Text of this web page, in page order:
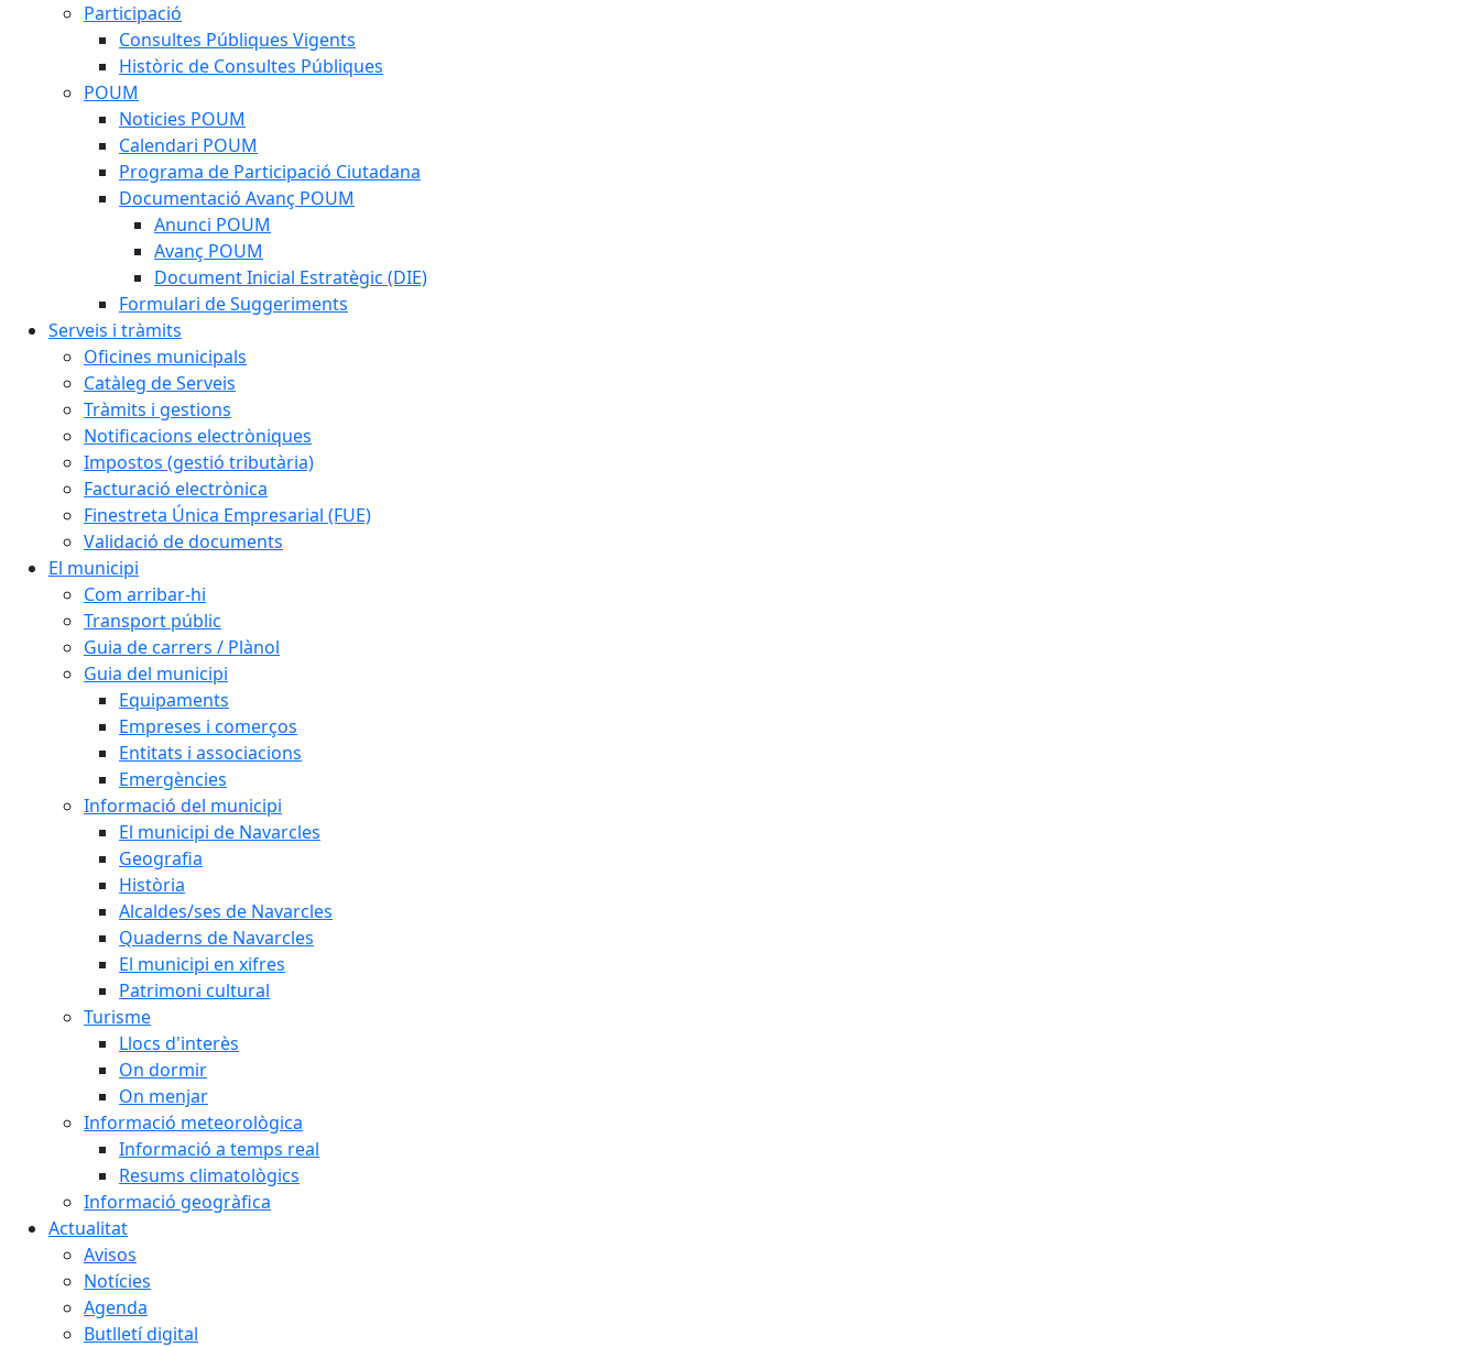
Participació
Consultes Públiques Vigents
Històric de Consultes Públiques
POUM
Noticies POUM
Calendari POUM
Programa de Participació Ciutadana
Documentació Avanç POUM
Anunci POUM
Avanç POUM
Document Inicial Estratègic (DIE)
Formulari de Suggeriments
Serveis i tràmits
Oficines municipals
Catàleg de Serveis
Tràmits i gestions
Notificacions electròniques
Impostos (gestió tributària)
Facturació electrònica
Finestreta Única Empresarial (FUE)
Validació de documents
El municipi
Com arribar-hi
Transport públic
Guia de carrers / Plànol
Guia del municipi
Equipaments
Empreses i comerços
Entitats i associacions
Emergències
Informació del municipi
El municipi de Navarcles
Geografia
Història
Alcaldes/ses de Navarcles
Quaderns de Navarcles
El municipi en xifres
Patrimoni cultural
Turisme
Llocs d'interès
On dormir
On menjar
Informació meteorològica
Informació a temps real
Resums climatològics
Informació geogràfica
Actualitat
Avisos
Notícies
Agenda
Butlletí digital